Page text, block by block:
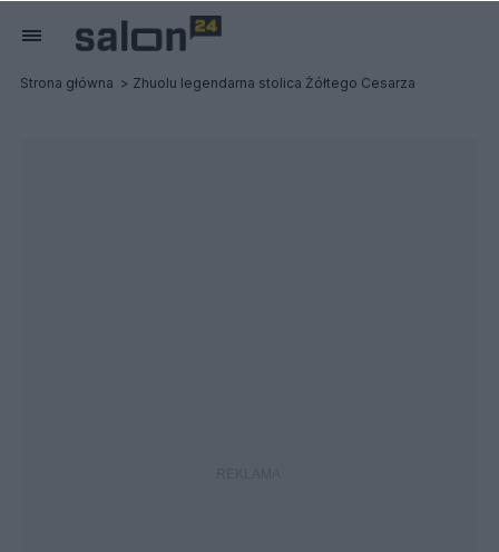
Strona główna Zhuolu legendarna stolica Żółtego Cesarza